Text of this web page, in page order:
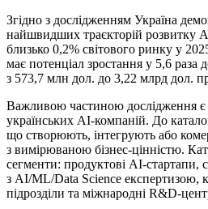
Згідно з дослідженням Україна
найшвидших траєкторій розвитку
близько 0,2% світового ринку у
має потенціал зростання у 5,6 раза
з 573,7 млн дол. до 3,22 млрд дол.
Важливою частиною дослідження є
українських AI-компаній. До
що створюють, інтегрують або
з вимірюваною бізнес-цінністю.
сегменти: продуктові AI-стартапи,
з AI/ML/Data Science експертизою,
підрозділи та міжнародні R&D-